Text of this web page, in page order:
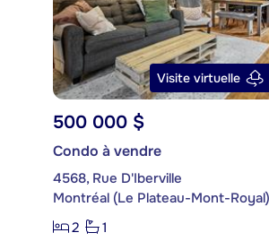
Visite virtuelle
500 000 $
Condo à vendre
4568, Rue D'Iberville
Montréal (Le Plateau-Mont-Royal)
2
1